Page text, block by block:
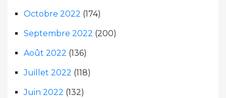
Octobre 2022 (174)
Septembre 2022 (200)
Août 2022 (136)
Juillet 2022 (118)
Juin 2022 (132)